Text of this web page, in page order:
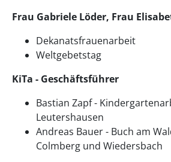
Frau Gabriele Löder, Frau
Dekanatsfrauenarbeit
Weltgebetstag
KiTa - Geschäftsführer
Bastian Zapf -
Leutershausen
Andreas Bauer - Buch am
Colmberg und Wiedersbach